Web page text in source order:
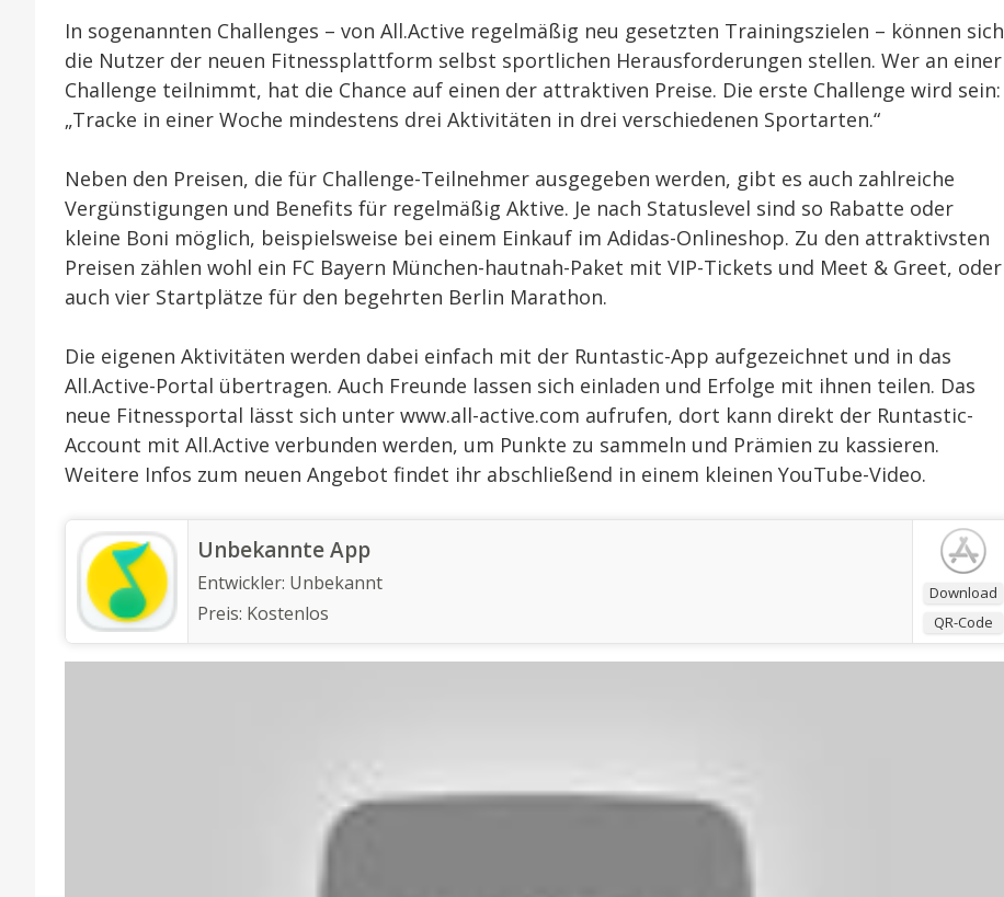
In sogenannten Challenges – von All.Active regelmäßig neu gesetzten Trainingszielen – können sich
die Nutzer der neuen Fitnessplattform selbst sportlichen Herausforderungen stellen. Wer an einer
Challenge teilnimmt, hat die Chance auf einen der attraktiven Preise. Die erste Challenge wird sein:
„Tracke in einer Woche mindestens drei Aktivitäten in drei verschiedenen Sportarten.“
Neben den Preisen, die für Challenge-Teilnehmer ausgegeben werden, gibt es auch zahlreiche
Vergünstigungen und Benefits für regelmäßig Aktive. Je nach Statuslevel sind so Rabatte oder
kleine Boni möglich, beispielsweise bei einem Einkauf im Adidas-Onlineshop. Zu den attraktivsten
Preisen zählen wohl ein FC Bayern München-hautnah-Paket mit VIP-Tickets und Meet & Greet, oder
auch vier Startplätze für den begehrten Berlin Marathon.
Die eigenen Aktivitäten werden dabei einfach mit der Runtastic-App aufgezeichnet und in das
All.Active-Portal übertragen. Auch Freunde lassen sich einladen und Erfolge mit ihnen teilen. Das
neue Fitnessportal lässt sich unter www.all-active.com aufrufen, dort kann direkt der Runtastic-
Account mit All.Active verbunden werden, um Punkte zu sammeln und Prämien zu kassieren.
Weitere Infos zum neuen Angebot findet ihr abschließend in einem kleinen YouTube-Video.
Download
QR-Code
Unbekannte App
Entwickler: Unbekannt
Preis: Kostenlos